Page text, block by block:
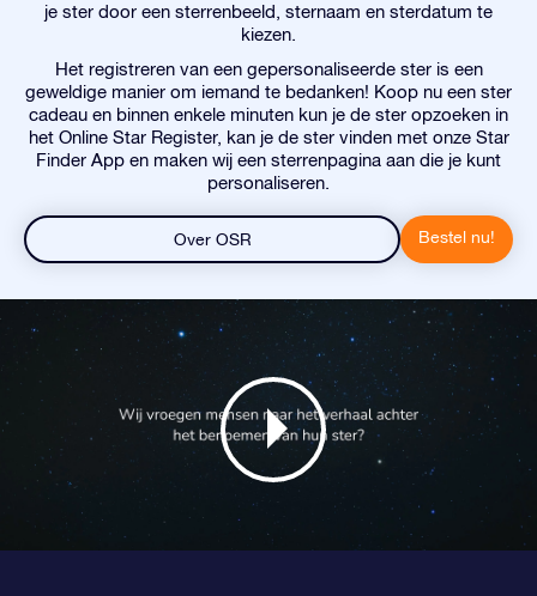
je ster door een sterrenbeeld, sternaam en sterdatum te
kiezen.
Het registreren van een gepersonaliseerde ster is een
geweldige manier om iemand te bedanken! Koop nu een ster
cadeau en binnen enkele minuten kun je de ster opzoeken in
het Online Star Register, kan je de ster vinden met onze Star
Finder App en maken wij een sterrenpagina aan die je kunt
personaliseren.
Over OSR Bestel nu!